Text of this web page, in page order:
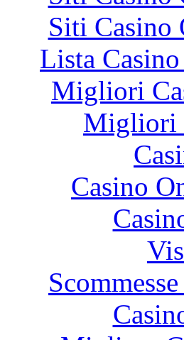
Siti Casino
Lista
Migliori
Migliori
Casino